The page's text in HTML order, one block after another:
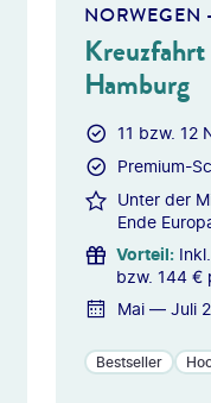
NORWEGEN
Kreuzfahrt
Hamburg
11 bzw. 12
Premium-
Unter der
Ende
Vorteil:
bzw. 144 €
Mai — Juli
Bestseller